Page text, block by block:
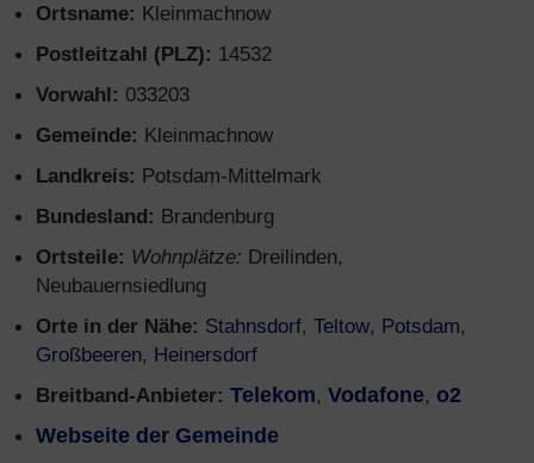
Ortsname: Kleinmachnow
Postleitzahl (PLZ): 14532
Vorwahl: 033203
Gemeinde: Kleinmachnow
Landkreis: Potsdam-Mittelmark
Bundesland: Brandenburg
Ortsteile: Wohnplätze: Dreilinden,
Neubauernsiedlung
Orte in der Nähe: Stahnsdorf, Teltow, Potsdam,
Großbeeren, Heinersdorf
Breitband-Anbieter: Telekom, Vodafone, o2
Webseite der Gemeinde